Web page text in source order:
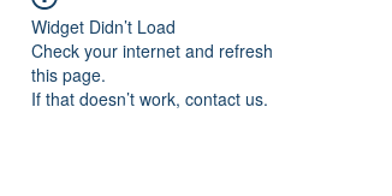
Widget Didn’t Load
Check your internet and refresh
this page.
If that doesn’t work, contact us.